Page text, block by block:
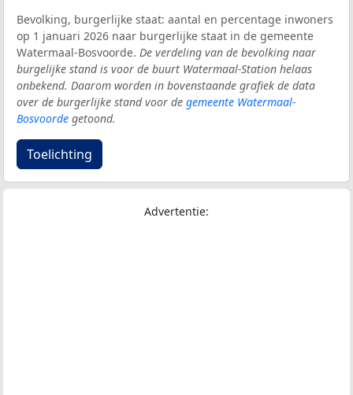
Bevolking, burgerlijke staat: aantal en percentage inwoners
op 1 januari 2026 naar burgerlijke staat in de gemeente
Watermaal-Bosvoorde. De verdeling van de bevolking naar
burgelijke stand is voor de buurt Watermaal-Station helaas
onbekend. Daarom worden in bovenstaande grafiek de data
over de burgerlijke stand voor de gemeente Watermaal-
Bosvoorde getoond.
Toelichting
Advertentie: